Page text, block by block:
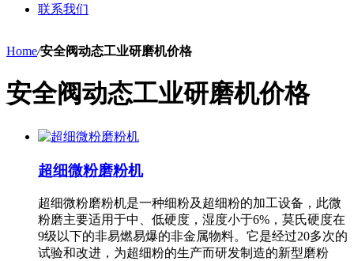
联系我们
Home/安全阀动态工业研磨机价格
安全阀动态工业研磨机价格
超细微粉磨粉机
超细微粉磨粉机是一种细粉及超细粉的加工设备，此微
粉磨主要适用于中、低硬度，湿度小于6%，莫氏硬度在
9级以下的非易燃易爆的非金属物料。它是经过20多次的
试验和改进，为超细粉的生产而研发制造的新型磨粉